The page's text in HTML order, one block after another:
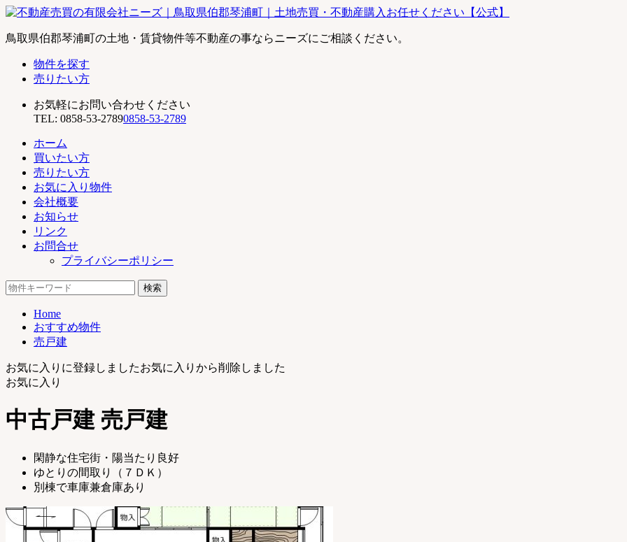
不
伯
｜
土
地
売
買・
お
任
鳥取県伯郡琴浦町の土地・賃貸物件等不動産の事ならニーズにご相談ください。
物件を探す
売りたい方
お気軽にお問い合わせください
TEL: 0858-53-27890858-53-2789
ホーム
買いたい方
売りたい方
お気に入り物件
会社概要
お知らせ
リンク
お問合せ
プライバシーポリシー
検
Home
おすすめ物件
売戸建
お気に入りに登録しましたお気に入りから削除しました
お気に入り
中古戸建 売戸建
閑静な住宅街・陽当たり良好
ゆとりの間取り（７ＤＫ）
別棟で車庫兼倉庫あり